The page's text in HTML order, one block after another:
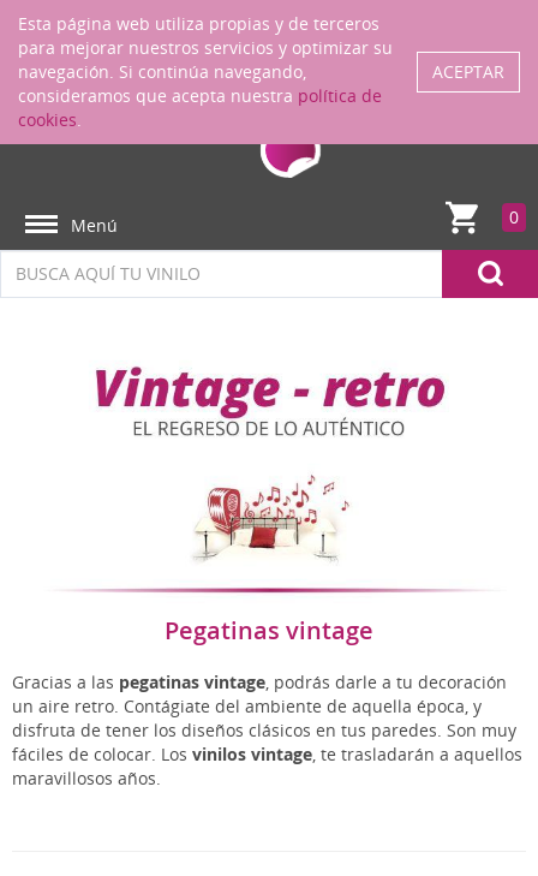
ENTRAR
Menú 0
Pegatinas vintage
Gracias a las pegatinas vintage, podrás darle a tu decoración
un aire retro. Contágiate del ambiente de aquella época, y
disfruta de tener los diseños clásicos en tus paredes. Son muy
fáciles de colocar. Los vinilos vintage, te trasladarán a aquellos
maravillosos años.
Esta página web utiliza propias y de terceros
para mejorar nuestros servicios y optimizar su
navegación. Si continúa navegando,
consideramos que acepta nuestra política de
cookies.
ACEPTAR